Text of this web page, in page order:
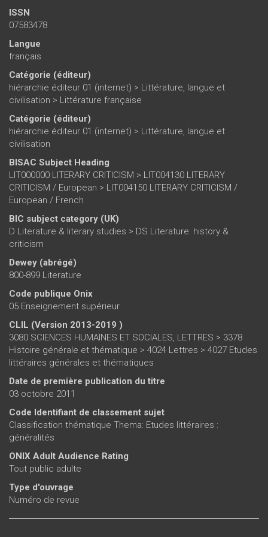
ISSN
07583478
Langue
français
Catégorie (éditeur)
hiérarchie éditeur 01 (internet) > Littérature, langue et
civilisation > Littérature française
Catégorie (éditeur)
hiérarchie éditeur 01 (internet) > Littérature, langue et
civilisation
BISAC Subject Heading
LIT000000 LITERARY CRITICISM > LIT004130 LITERARY
CRITICISM / European > LIT004150 LITERARY CRITICISM /
European / French
BIC subject category (UK)
D Literature & literary studies > DS Literature: history &
criticism
Dewey (abrégé)
800-899 Literature
Code publique Onix
05 Enseignement supérieur
CLIL (Version 2013-2019 )
3080 SCIENCES HUMAINES ET SOCIALES, LETTRES > 3378
Histoire générale et thématique > 4024 Lettres > 4027 Etudes
littéraires générales et thématiques
Date de première publication du titre
03 octobre 2011
Code Identifiant de classement sujet
Classification thématique Thema: Etudes littéraires :
généralités
ONIX Adult Audience Rating
Tout public adulte
Type d'ouvrage
Numéro de revue